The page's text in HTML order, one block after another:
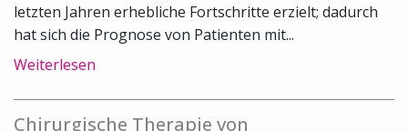
letzten Jahren erhebliche Fortschritte erzielt; dadurch
hat sich die Prognose von Patienten mit...
Weiterlesen
Chirurgische Therapie von